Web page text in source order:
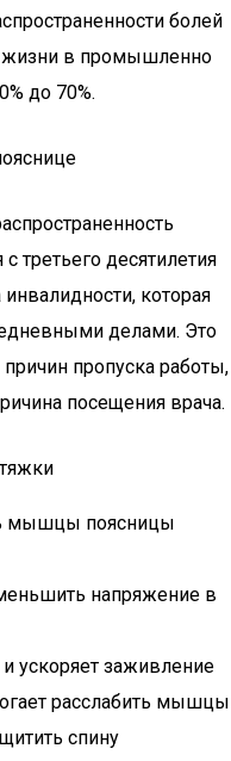
болей
жизни в промышленно
до 70%.
третьего десятилетия
которая
делами. Это
пропуска работы,
посещения врача.
мышцы поясницы
напряжение в
ускоряет заживление
расслабить мышцы
спину